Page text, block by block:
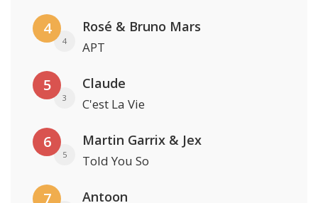
4
4
Rosé & Bruno Mars
APT
5
3
Claude
C'est La Vie
6
5
Martin Garrix & Jex
Told You So
7 Antoon